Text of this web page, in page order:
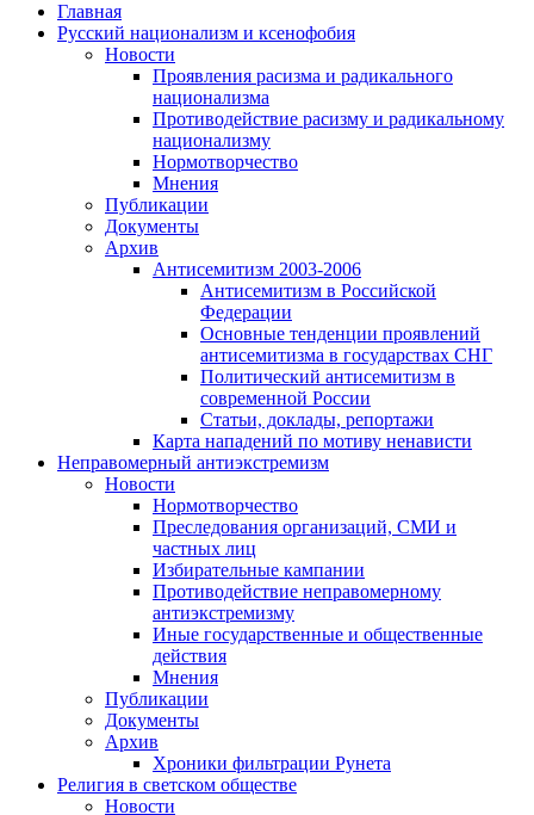
Главная
Русский национализм и ксенофобия
Новости
Проявления расизма и радикального
национализма
Противодействие расизму и радикальному
национализму
Нормотворчество
Мнения
Публикации
Документы
Архив
Антисемитизм 2003-2006
Антисемитизм в Российской
Федерации
Основные тенденции проявлений
антисемитизма в государствах СНГ
Политический антисемитизм в
современной России
Статьи, доклады, репортажи
Карта нападений по мотиву ненависти
Неправомерный антиэкстремизм
Новости
Нормотворчество
Преследования организаций, СМИ и
частных лиц
Избирательные кампании
Противодействие неправомерному
антиэкстремизму
Иные государственные и общественные
действия
Мнения
Публикации
Документы
Архив
Хроники фильтрации Рунета
Религия в светском обществе
Новости